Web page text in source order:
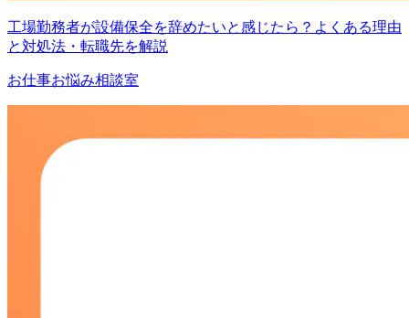
工場勤務者が設備保全を辞めたいと感じたら？よくある理由
と対処法・転職先を解説
お仕事お悩み相談室